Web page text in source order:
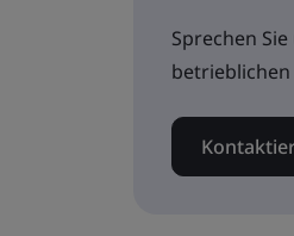
Sprechen